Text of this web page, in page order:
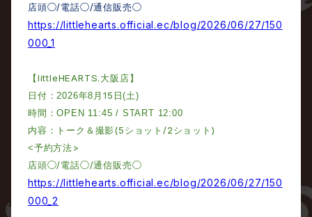
店頭○/電話○/通信販売○
https://littlehearts.official.ec/blog/2026/06/27/150
000_1
【 littleHEARTS. 大阪店】
日付： 2026年8 月15 日(土)
時間：OPEN 11:45 / START 12:00
内容：トーク＆撮影(5 ショット /2 ショット )
<予約方法 >
店頭○/電話○/通信販売○
https://littlehearts.official.ec/blog/2026/06/27/150
000_2